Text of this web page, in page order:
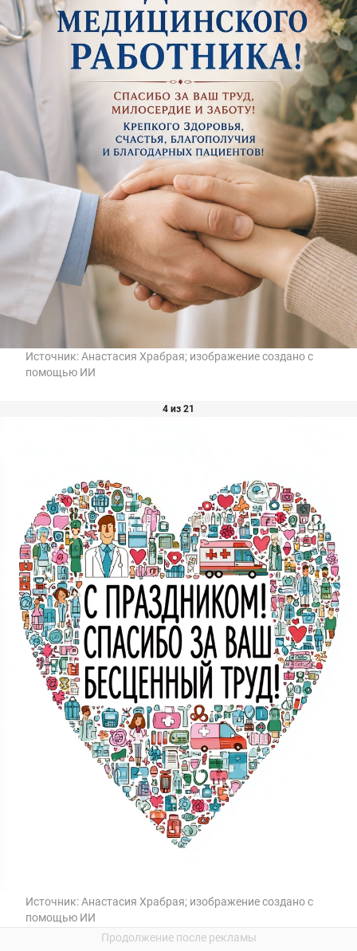
Источник:Анастасия Храбрая; изображение создано с
помощью ИИ
4 из 21
Источник:Анастасия Храбрая; изображение создано с
помощью ИИ